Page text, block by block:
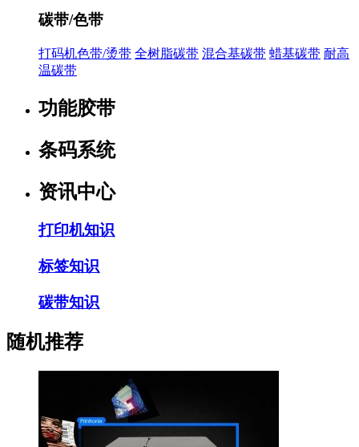
碳带/色带
打码机色带/烫带 全树脂碳带 混合基碳带 蜡基碳带 耐高
温碳带
功能胶带
条码系统
资讯中心
打印机知识
标签知识
碳带知识
随机推荐